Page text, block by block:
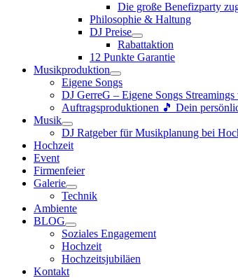
Die große Benefizparty
Philosophie & Haltung
DJ Preise
Rabattaktion
12 Punkte Garantie
Musikproduktion
Eigene Songs
DJ GerreG – Eigene Songs
Auftragsproduktionen 🎵 Dein
Musik
DJ Ratgeber für Musikplanung bei
Hochzeit
Event
Firmenfeier
Galerie
Technik
Ambiente
BLOG
Soziales Engagement
Hochzeit
Hochzeitsjubiläen
Kontakt